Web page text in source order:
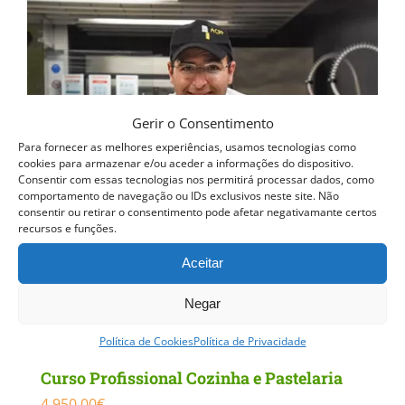
Gerir o Consentimento
Para fornecer as melhores experiências, usamos tecnologias como
cookies para armazenar e/ou aceder a informações do dispositivo.
Consentir com essas tecnologias nos permitirá processar dados, como
comportamento de navegação ou IDs exclusivos neste site. Não
consentir ou retirar o consentimento pode afetar negativamante certos
recursos e funções.
Aceitar
Negar
Política de CookiesPolítica de Privacidade
variants.
The
options
be
chosen
on
the
Curso Profissional Cozinha e Pastelaria